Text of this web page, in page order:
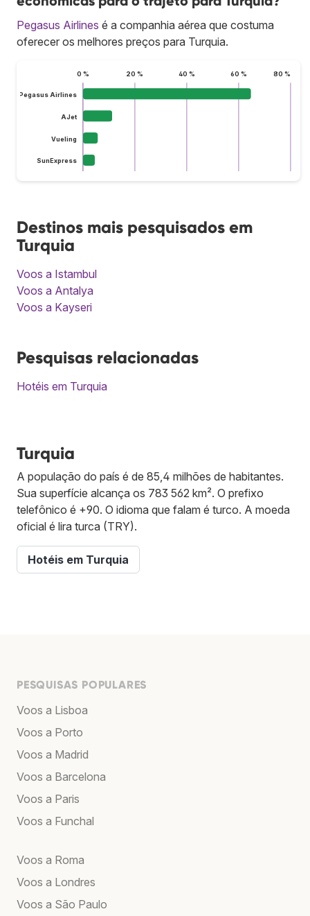
Pegasus Airlines é a companhia aérea que costuma
oferecer os melhores preços para Turquia.
0 % 20 % 40 % 60 % 80 %
Pegasus Airlines
AJet
Vueling
SunExpress
Destinos mais pesquisados em
Turquia
Voos a Istambul
Voos a Antalya
Voos a Kayseri
Pesquisas relacionadas
Hotéis em Turquia
Turquia
A população do país é de 85,4 milhões de habitantes.
Sua superfície alcança os 783 562 km². O prefixo
telefônico é +90. O idioma que falam é turco. A moeda
oficial é lira turca (TRY).
Hotéis em Turquia
PESQUISAS POPULARES
Voos a Lisboa
Voos a Porto
Voos a Madrid
Voos a Barcelona
Voos a Paris
Voos a Funchal
Voos a Roma
Voos a Londres
Voos a São Paulo